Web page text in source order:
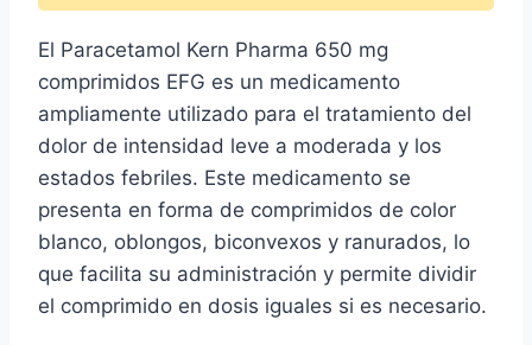
El Paracetamol Kern Pharma 650 mg
comprimidos EFG es un medicamento
ampliamente utilizado para el tratamiento del
dolor de intensidad leve a moderada y los
estados febriles. Este medicamento se
presenta en forma de comprimidos de color
blanco, oblongos, biconvexos y ranurados, lo
que facilita su administración y permite dividir
el comprimido en dosis iguales si es necesario.